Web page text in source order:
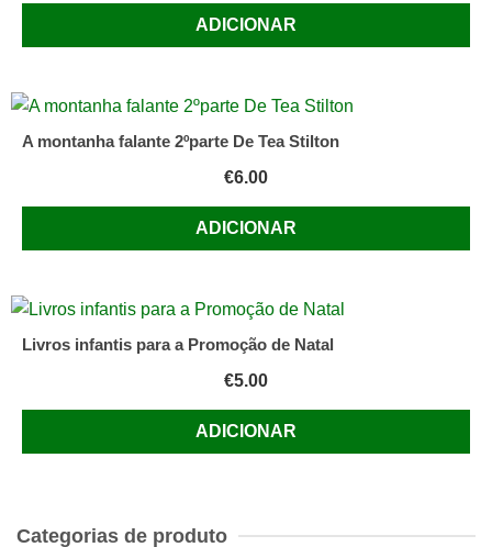
ADICIONAR
A montanha falante 2ºparte De Tea Stilton
€6.00
ADICIONAR
Livros infantis para a Promoção de Natal
€5.00
ADICIONAR
Categorias de produto